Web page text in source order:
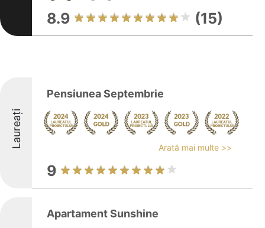
8.9 (15)
Laureați
Pensiunea Septembrie
Arată mai multe >>
9
Apartament Sunshine